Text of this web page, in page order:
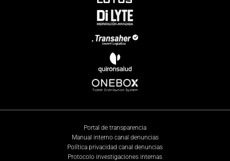
Portal de transparencia
Manual interno canal denuncias
Política privacidad canal denuncias
Protocolo investigaciones internas